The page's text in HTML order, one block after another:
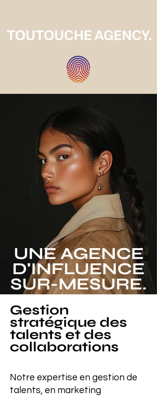
UNE AGENCE
D'INFLUENCE
SUR-MESURE.
Gestion
stratégique des
talents et des
collaborations
Notre expertise en gestion de
talents, en marketing